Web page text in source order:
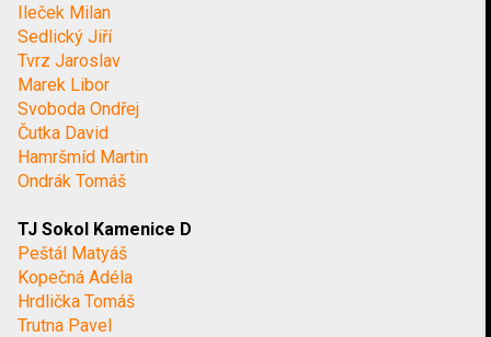
Ileček Milan
Sedlický Jiří
Tvrz Jaroslav
Marek Libor
Svoboda Ondřej
Čutka David
Hamršmíd Martin
Ondrák Tomáš
TJ Sokol Kamenice D
Peštál Matyáš
Kopečná Adéla
Hrdlička Tomáš
Trutna Pavel